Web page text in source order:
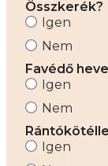
Összkerék?
Igen
Nem
Favédő
Igen
Nem
Igen